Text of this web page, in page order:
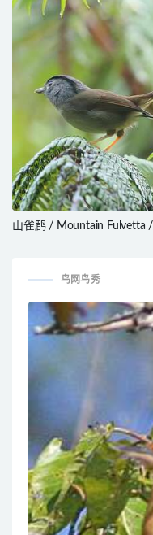
山雀鹛 / Mountain Fulvetta /
鸟网鸟秀